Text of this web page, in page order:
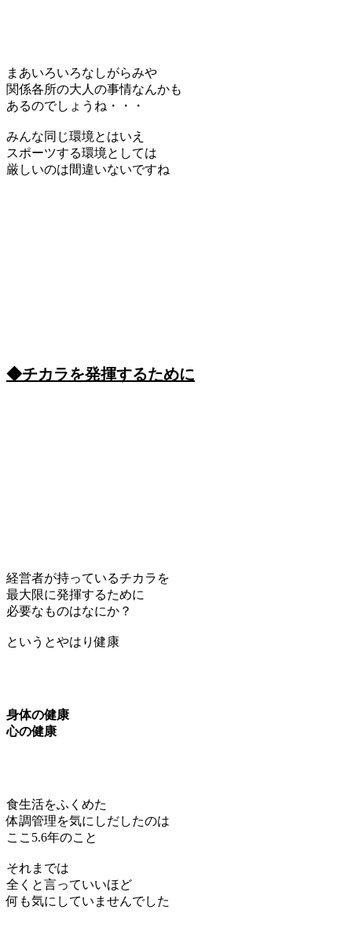
まあいろいろなしがらみや
関係各所の大人の事情なんかも
あるのでしょうね・・・
みんな同じ環境とはいえ
スポーツする環境としては
厳しいのは間違いないですね
◆チカラを発揮するために
経営者が持っているチカラを
最大限に発揮するために
必要なものはなにか？
というとやはり健康
身体の健康
心の健康
食生活をふくめた
体調管理を気にしだしたのは
ここ5.6年のこと
それまでは
全くと言っていいほど
何も気にしていませんでした